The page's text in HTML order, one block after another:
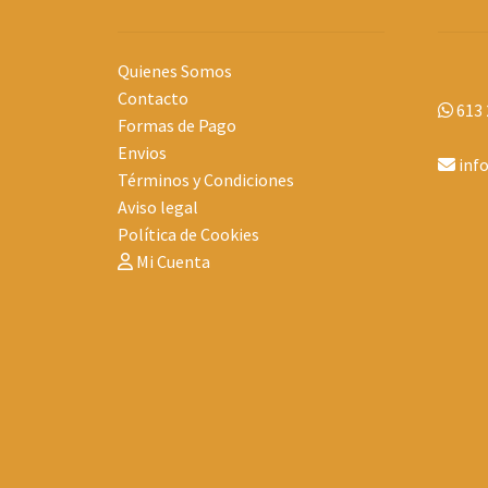
Quienes Somos
Contacto
Formas de Pago
Envios
Términos y Condiciones
Aviso legal
Política de Cookies
Mi Cuenta
613